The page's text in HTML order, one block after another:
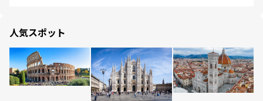
人気スポット